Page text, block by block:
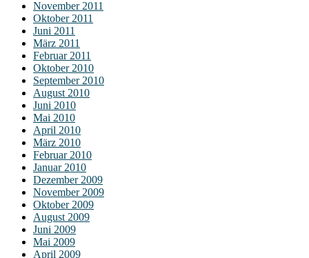
November 2011
Oktober 2011
Juni 2011
März 2011
Februar 2011
Oktober 2010
September 2010
August 2010
Juni 2010
Mai 2010
April 2010
März 2010
Februar 2010
Januar 2010
Dezember 2009
November 2009
Oktober 2009
August 2009
Juni 2009
Mai 2009
April 2009